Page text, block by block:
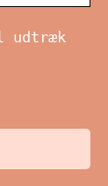
udtræk